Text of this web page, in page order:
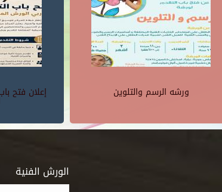
إعلان فتح ورشه الرسم والتلوين
الورش الفنية